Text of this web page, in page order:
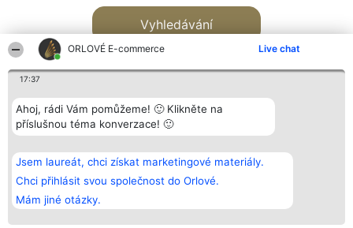
ORLOVÉ E-commerce Live chat
17:37
Ahoj, rádi Vám pomůžeme! 🙂 Klikněte na
příslušnou téma konverzace! 🙂
Jsem laureát, chci získat marketingové materiály.
Chci přihlásit svou společnost do Orlové.
Mám jiné otázky.
Vyhledávání
Bright Side Solutions sp. z o.
o. sp. k.
ul. Ruska 22
Wrocław 50-079
KRS 0000749100 | Regon
381313360 | NIP 8943132676
Vítězové
Seznam všech
laureátů
Zásady
Zásady
Kontakt